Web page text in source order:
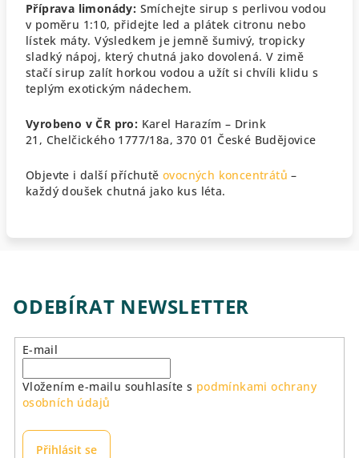
Příprava limonády: Smíchejte sirup s perlivou vodou
v poměru 1:10, přidejte led a plátek citronu nebo
lístek máty. Výsledkem je jemně šumivý, tropicky
sladký nápoj, který chutná jako dovolená. V zimě
stačí sirup zalít horkou vodou a užít si chvíli klidu s
teplým exotickým nádechem.
Vyrobeno v ČR pro: Karel Harazím – Drink
21, Chelčického 1777/18a, 370 01 České Budějovice
Objevte i další příchutě ovocných koncentrátů –
každý doušek chutná jako kus léta.
ODEBÍRAT NEWSLETTER
E-mail
Vložením e-mailu souhlasíte s podmínkami ochrany
osobních údajů
Přihlásit se